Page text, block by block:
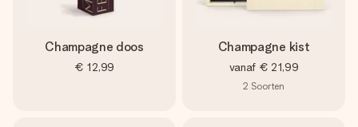
Champagne doos
€ 12,99
Champagne kist
vanaf € 21,99
2 Soorten